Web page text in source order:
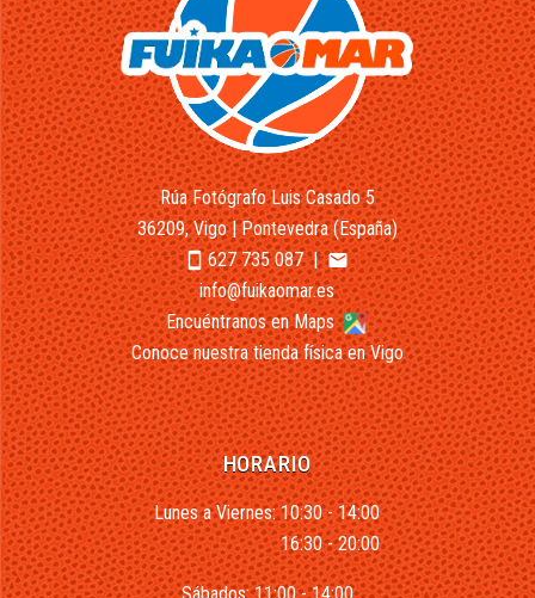
Rúa Fotógrafo Luis Casado 5
36209, Vigo | Pontevedra (España)
smartphone627 735 087|email
info@fuikaomar.es
Encuéntranos en Maps
Conoce nuestra tienda física en Vigo
HORARIO
Lunes a Viernes: 10:30 - 14:00
16:30 - 20:00
Sábados: 11:00 - 14:00